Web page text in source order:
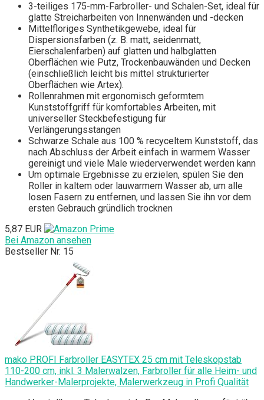
3-teiliges 175-mm-Farbroller- und Schalen-Set, ideal für
glatte Streicharbeiten von Innenwänden und -decken
Mittelfloriges Synthetikgewebe, ideal für
Dispersionsfarben (z. B. matt, seidenmatt,
Eierschalenfarben) auf glatten und halbglatten
Oberflächen wie Putz, Trockenbauwänden und Decken
(einschließlich leicht bis mittel strukturierter
Oberflächen wie Artex).
Rollenrahmen mit ergonomisch geformtem
Kunststoffgriff für komfortables Arbeiten, mit
universeller Steckbefestigung für
Verlängerungsstangen
Schwarze Schale aus 100 % recyceltem Kunststoff, das
nach Abschluss der Arbeit einfach in warmem Wasser
gereinigt und viele Male wiederverwendet werden kann
Um optimale Ergebnisse zu erzielen, spülen Sie den
Roller in kaltem oder lauwarmem Wasser ab, um alle
losen Fasern zu entfernen, und lassen Sie ihn vor dem
ersten Gebrauch gründlich trocknen
5,87 EUR
Bei Amazon ansehen
Bestseller Nr. 15
mako PROFI Farbroller EASYTEX 25 cm mit Teleskopstab
110-200 cm, inkl. 3 Malerwalzen, Farbroller für alle Heim- und
Handwerker-Malerprojekte, Malerwerkzeug in Profi Qualität